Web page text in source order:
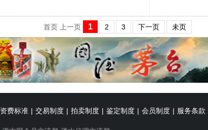
首页 上一页 1 2 3 下一页 未页
资费标准 | 交易制度 | 拍卖制度 | 鉴定制度 | 会员制度 | 服务条款